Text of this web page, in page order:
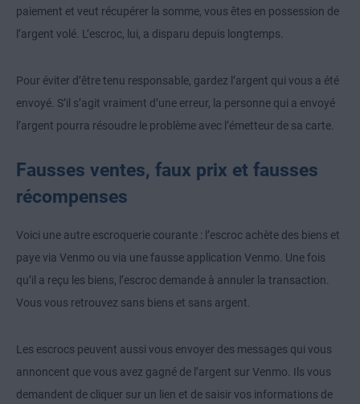
paiement et veut récupérer la somme, vous êtes en possession de
l’argent volé. L’escroc, lui, a disparu depuis longtemps.
Pour éviter d’être tenu responsable, gardez l’argent qui vous a été
envoyé. S’il s’agit vraiment d’une erreur, la personne qui a envoyé
l’argent pourra résoudre le problème avec l’émetteur de sa carte.
Fausses ventes, faux prix et fausses
récompenses
Voici une autre escroquerie courante : l’escroc achète des biens et
paye via Venmo ou via une fausse application Venmo. Une fois
qu’il a reçu les biens, l’escroc demande à annuler la transaction.
Vous vous retrouvez sans biens et sans argent.
Les escrocs peuvent aussi vous envoyer des messages qui vous
annoncent que vous avez gagné de l’argent sur Venmo. Ils vous
demandent de cliquer sur un lien et de saisir vos informations de